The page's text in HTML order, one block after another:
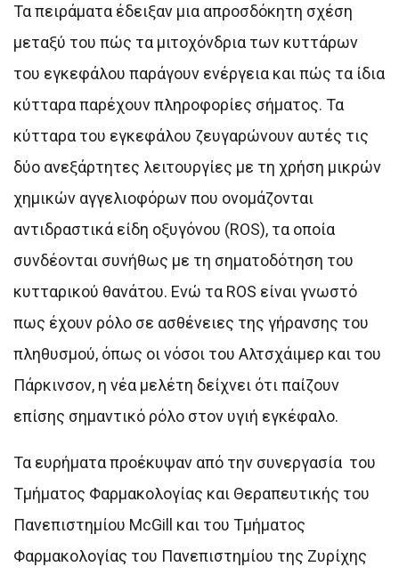
Τα πειράματα έδειξαν μια απροσδόκητη σχέση
μεταξύ του πώς τα μιτοχόνδρια των κυττάρων
του εγκεφάλου παράγουν ενέργεια και πώς τα ίδια
κύτταρα παρέχουν πληροφορίες σήματος. Τα
κύτταρα του εγκεφάλου ζευγαρώνουν αυτές τις
δύο ανεξάρτητες λειτουργίες με τη χρήση μικρών
χημικών αγγελιοφόρων που ονομάζονται
αντιδραστικά είδη οξυγόνου (ROS), τα οποία
συνδέονται συνήθως με τη σηματοδότηση του
κυτταρικού θανάτου. Ενώ τα ROS είναι γνωστό
πως έχουν ρόλο σε ασθένειες της γήρανσης του
πληθυσμού, όπως οι νόσοι του Αλτσχάιμερ και του
Πάρκινσον, η νέα μελέτη δείχνει ότι παίζουν
επίσης σημαντικό ρόλο στον υγιή εγκέφαλο.
Τα ευρήματα προέκυψαν από την συνεργασία του
Τμήματος Φαρμακολογίας και Θεραπευτικής του
Πανεπιστημίου McGill και του Τμήματος
Φαρμακολογίας του Πανεπιστημίου της Ζυρίχης